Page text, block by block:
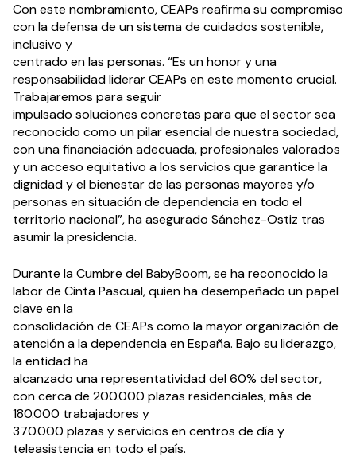
Con este nombramiento, CEAPs reafirma su compromiso
con la defensa de un sistema de cuidados sostenible,
inclusivo y
centrado en las personas. “Es un honor y una
responsabilidad liderar CEAPs en este momento crucial.
Trabajaremos para seguir
impulsado soluciones concretas para que el sector sea
reconocido como un pilar esencial de nuestra sociedad,
con una financiación adecuada, profesionales valorados
y un acceso equitativo a los servicios que garantice la
dignidad y el bienestar de las personas mayores y/o
personas en situación de dependencia en todo el
territorio nacional”, ha asegurado Sánchez-Ostiz tras
asumir la presidencia.
Durante la Cumbre del BabyBoom, se ha reconocido la
labor de Cinta Pascual, quien ha desempeñado un papel
clave en la
consolidación de CEAPs como la mayor organización de
atención a la dependencia en España. Bajo su liderazgo,
la entidad ha
alcanzado una representatividad del 60% del sector,
con cerca de 200.000 plazas residenciales, más de
180.000 trabajadores y
370.000 plazas y servicios en centros de día y
teleasistencia en todo el país.